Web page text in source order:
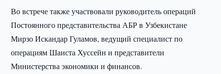
Во встрече также участвовали руководитель операций
Постоянного представительства АБР в Узбекистане
Мирзо Искандар Гуламов, ведущий специалист по
операциям Шаиста Хуссейн и представители
Министерства экономики и финансов.